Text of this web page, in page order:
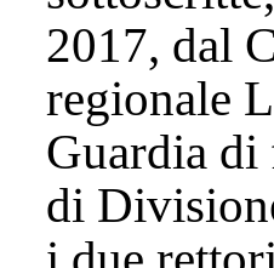
2017, dal
regionale
Guardia di
di